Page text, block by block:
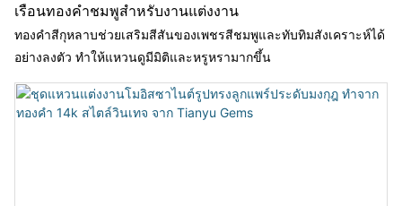
เรือนทองคำชมพูสำหรับงานแต่งงาน
ทองคำสีกุหลาบช่วยเสริมสีสันของเพชรสีชมพูและทับทิมสังเคราะห์ได้
อย่างลงตัว ทำให้แหวนดูมีมิติและหรูหรามากขึ้น